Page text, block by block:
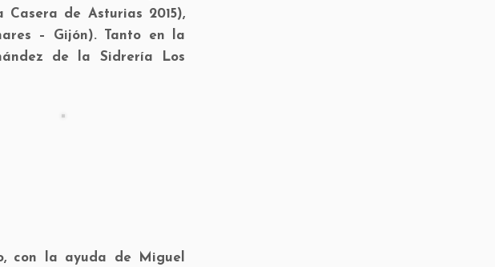
de Asturias 2015),
– Gijón). Tanto en la
de la Sidrería Los
con la ayuda de Miguel